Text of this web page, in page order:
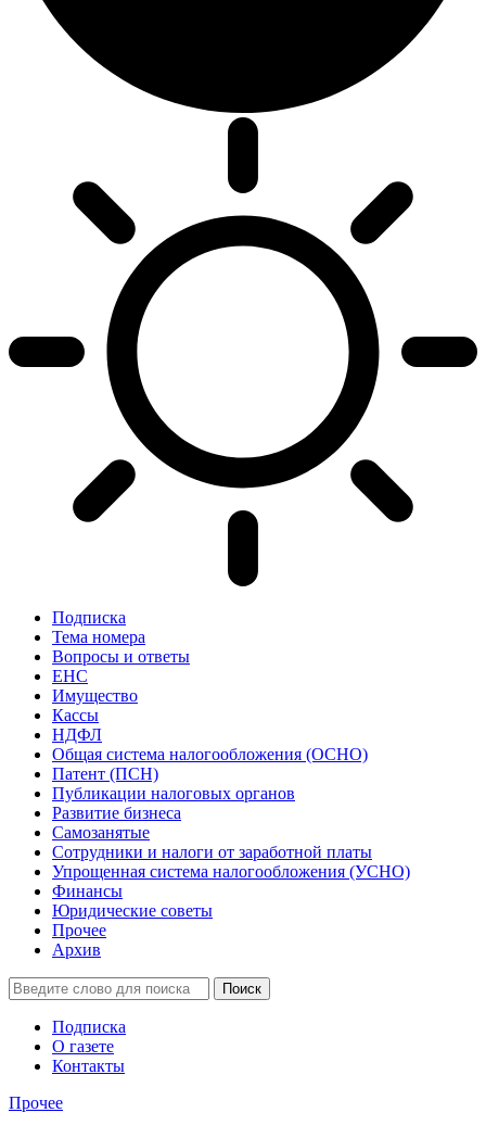
Подписка
Тема номера
Вопросы и ответы
ЕНС
Имущество
Кассы
НДФЛ
Общая система налогообложения (ОСНО)
Патент (ПСН)
Публикации налоговых органов
Развитие бизнеса
Самозанятые
Сотрудники и налоги от заработной платы
Упрощенная система налогообложения (УСНО)
Финансы
Юридические советы
Прочее
Архив
Подписка
О газете
Контакты
Прочее